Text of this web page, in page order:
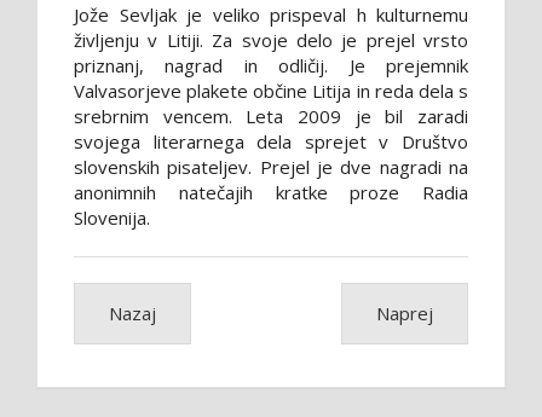
Jože Sevljak je veliko prispeval h kulturnemu
življenju v Litiji. Za svoje delo je prejel vrsto
priznanj, nagrad in odličij. Je prejemnik
Valvasorjeve plakete občine Litija in reda dela s
srebrnim vencem. Leta 2009 je bil zaradi
svojega literarnega dela sprejet v Društvo
slovenskih pisateljev. Prejel je dve nagradi na
anonimnih natečajih kratke proze Radia
Slovenija.
Nazaj Naprej